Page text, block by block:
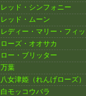
レッド・シンフォニー
レッド・ムーン
レディー・マリー・フィ
ローズ・オオサカ
ロー・ブリッター
万葉
八女津姫（れんげローズ）
白モッコウバラ